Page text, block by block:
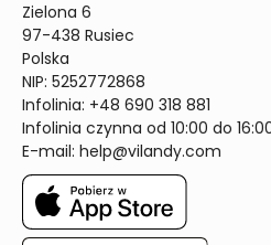
Zielona 6
97-438 Rusiec
Polska
NIP: 5252772868
Infolinia: +48 690 318 881
Infolinia czynna od 10:00 do
E-mail: help@vilandy.com